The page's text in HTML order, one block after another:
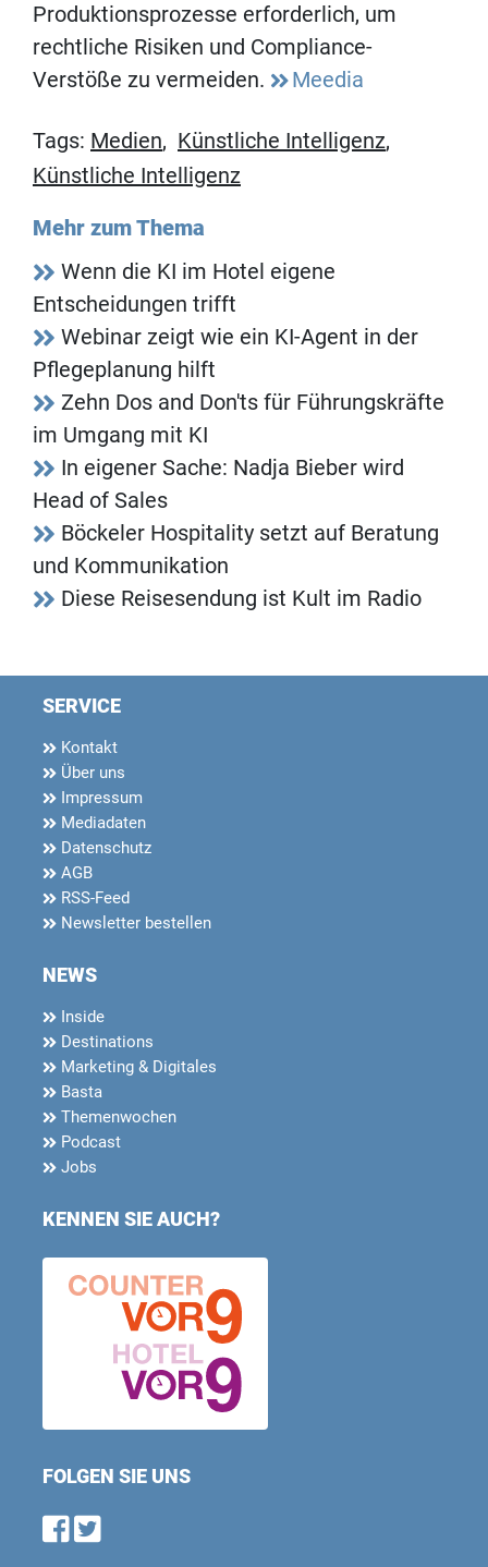
Produktionsprozesse erforderlich, um
rechtliche Risiken und Compliance-
Verstöße zu vermeiden.
Meedia
Tags: Medien, Künstliche Intelligenz,
Künstliche Intelligenz
Mehr zum Thema
Wenn die KI im Hotel eigene
Entscheidungen trifft
Webinar zeigt wie ein KI-Agent in der
Pflegeplanung hilft
Zehn Dos and Don'ts für Führungskräfte
im Umgang mit KI
In eigener Sache: Nadja Bieber wird
Head of Sales
Böckeler Hospitality setzt auf Beratung
und Kommunikation
Diese Reisesendung ist Kult im Radio
SERVICE
Kontakt
Über uns
Impressum
Mediadaten
Datenschutz
AGB
RSS-Feed
Newsletter bestellen
NEWS
Inside
Destinations
Marketing & Digitales
Basta
Themenwochen
Podcast
Jobs
KENNEN SIE AUCH?
FOLGEN SIE UNS
Find us on Facebook
Follow us on Twitter